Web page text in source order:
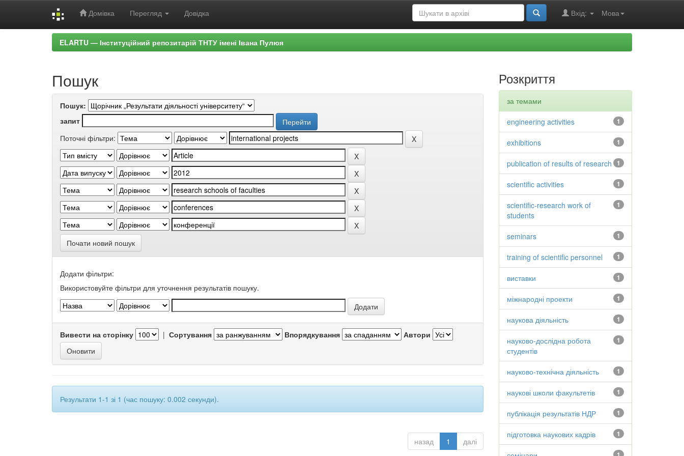
Домівка Перегляд Довідка Мова
Вхід:
ELARTU — Інституційний репозитарій ТНТУ імені Івана Пулюя
Пошук
Пошук:
запит
Поточні фільтри:
Почати новий пошук
Додати фільтри:
Використовуйте фільтри для уточнення результатів пошуку.
Вивести на сторінку | Сортування Впорядкування Автори
Результати 1-1 зі 1 (час пошуку: 0.002 секунди).
назад 1 далі
Розкриття
за темами
1
engineering activities
1
exhibitions
1
publication of results of research
1
scientific activities
1
scientific-research work of
students
1
seminars
1
training of scientific personnel
1
виставки
1
міжнародні проекти
1
наукова діяльність
1
науково-дослідна робота
студентів
1
науково-технічна діяльність
1
наукові школи факультетів
1
публікація результатів НДР
1
підготовка наукових кадрів